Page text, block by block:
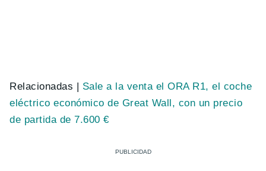
Relacionadas | Sale a la venta el ORA R1, el coche
eléctrico económico de Great Wall, con un precio
de partida de 7.600 €